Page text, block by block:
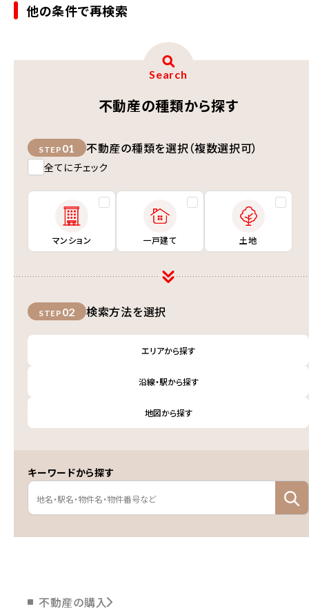
他の条件で再検索
Search
不動産の種類から探す
STEP 01 不動産の種類を選択（複数選択可）
全てにチェック
マンション 一戸建て 土地
STEP 02 検索方法を選択
エリアから探す
沿線・駅から探す
地図から探す
キーワードから探す
不動産の購入